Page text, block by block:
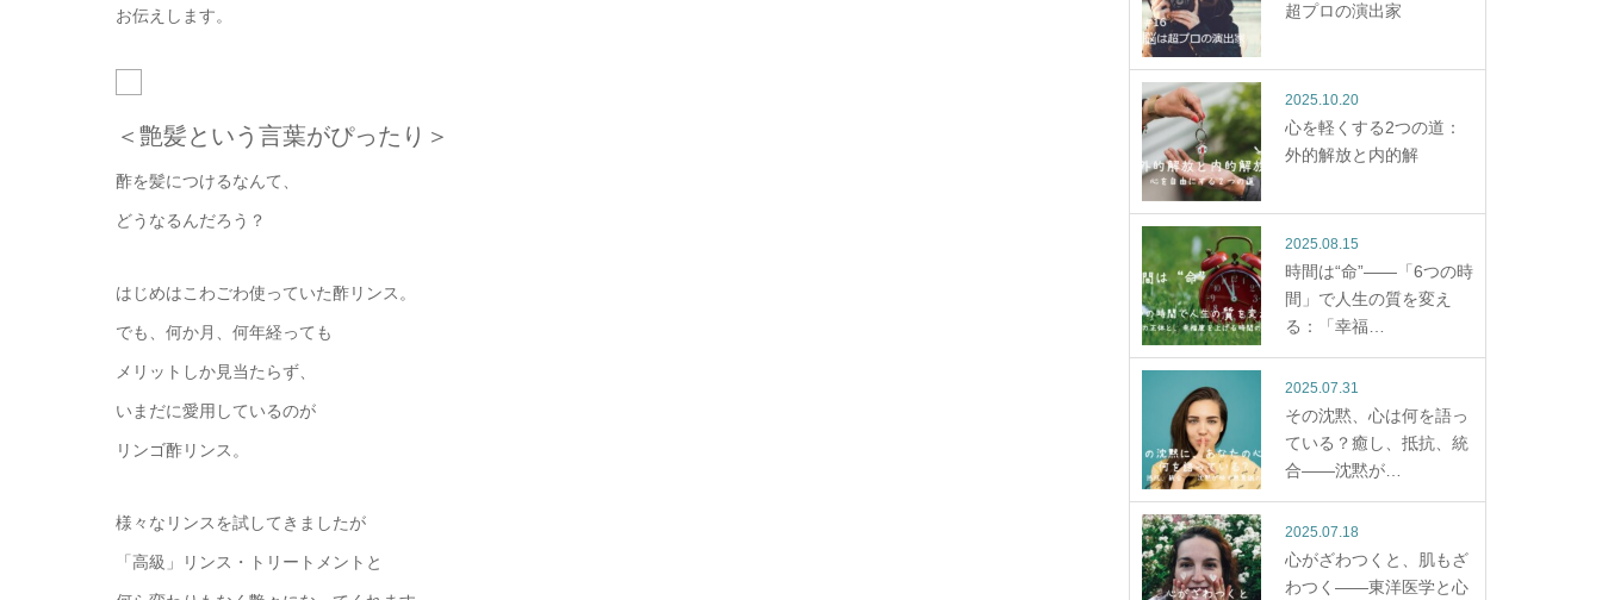
お伝えします。
＜艶髪という言葉がぴったり＞
酢を髪につけるなんて、
どうなるんだろう？
はじめはこわごわ使っていた酢リンス。
でも、何か月、何年経っても
メリットしか見当たらず、
いまだに愛用しているのが
リンゴ酢リンス。
様々なリンスを試してきましたが
「高級」リンス・トリートメントと
超プロの演出家
2025.10.20
心を軽くする2つの道：
外的解放と内的解
2025.08.15
時間は“命”——「6つの時
間」で人生の質を変え
る：「幸福…
2025.07.31
その沈黙、心は何を語っ
ている？癒し、抵抗、統
合——沈黙が…
2025.07.18
心がざわつくと、肌もざ
わつく——東洋医学と心